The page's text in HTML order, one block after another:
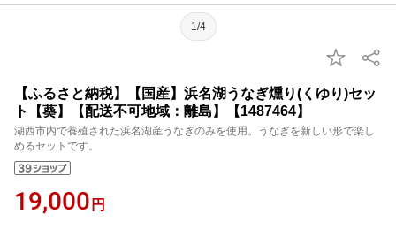
1/4
【ふるさと納税】【国産】浜名湖うなぎ燻り(くゆり)セッ
ト【葵】【配送不可地域：離島】【1487464】
湖西市内で養殖された浜名湖産うなぎのみを使用。うなぎを新しい形で楽し
めるセットです。
19,000 円